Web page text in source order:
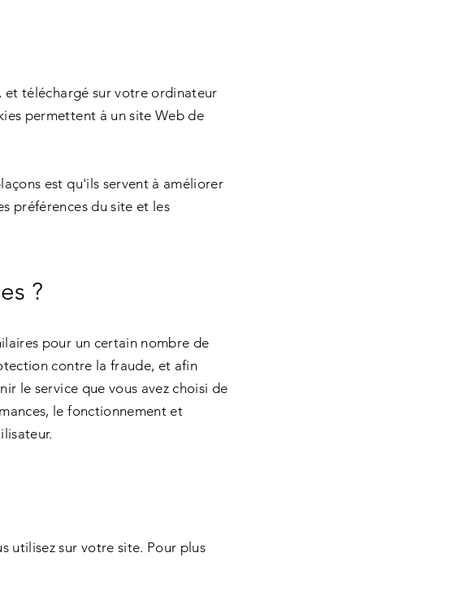
téléchargé sur votre ordinateur
permettent à un site Web de
est qu'ils servent à améliorer
préférences du site et les
?
pour un certain nombre de
contre la fraude, et afin
le service que vous avez choisi de
le fonctionnement et
utilisez sur votre site. Pour plus